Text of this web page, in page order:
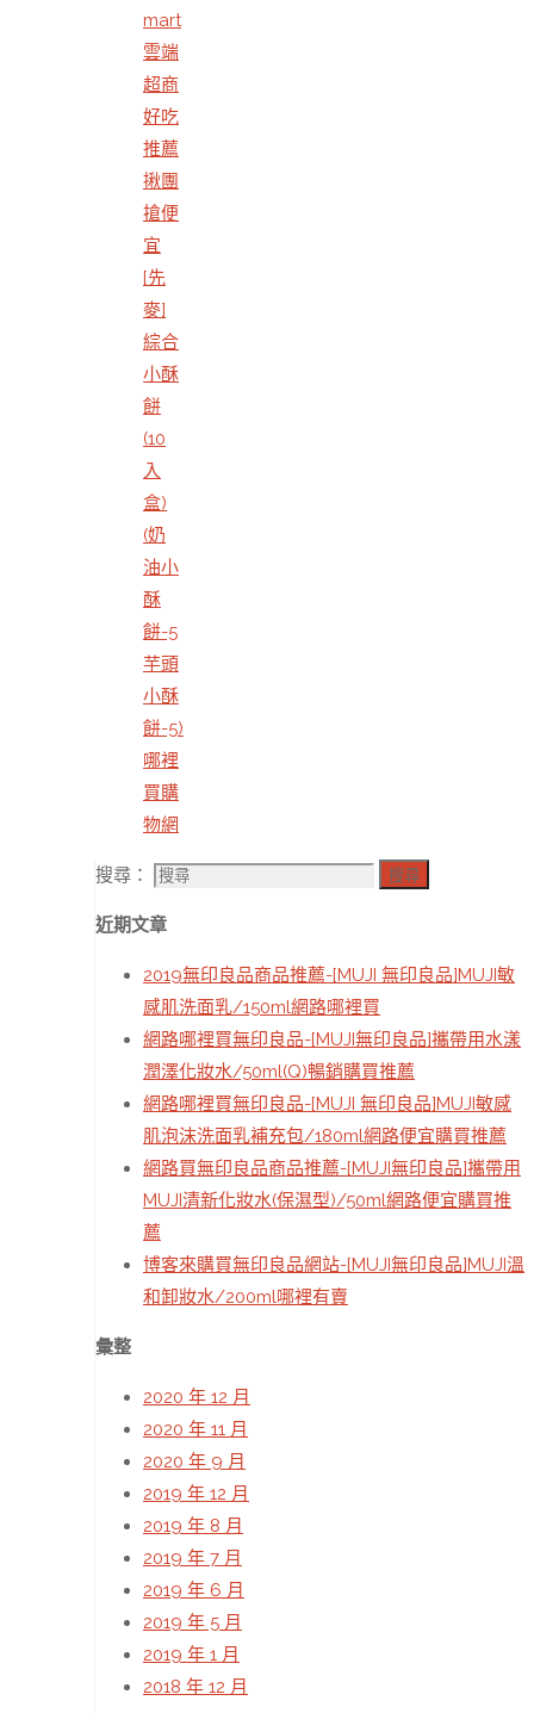
mart
雲端
超商
好吃
推薦
揪團
搶便
宜
[先
麥]
綜合
小酥
餅
(10
入
盒)
(奶
油小
酥
餅-5
芋頭
小酥
餅-5)
哪裡
買購
物網
搜尋： 搜尋
近期文章
2019無印良品商品推薦-[MUJI 無印良品]MUJI敏
感肌洗面乳/150ml網路哪裡買
網路哪裡買無印良品-[MUJI無印良品]攜帶用水漾
潤澤化妝水/50ml(Q)暢銷購買推薦
網路哪裡買無印良品-[MUJI 無印良品]MUJI敏感
肌泡沫洗面乳補充包/180ml網路便宜購買推薦
網路買無印良品商品推薦-[MUJI無印良品]攜帶用
MUJI清新化妝水(保濕型)/50ml網路便宜購買推
薦
博客來購買無印良品網站-[MUJI無印良品]MUJI溫
和卸妝水/200ml哪裡有賣
彙整
2020 年 12 月
2020 年 11 月
2020 年 9 月
2019 年 12 月
2019 年 8 月
2019 年 7 月
2019 年 6 月
2019 年 5 月
2019 年 1 月
2018 年 12 月